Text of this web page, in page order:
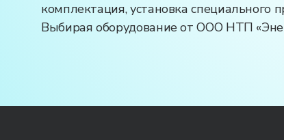
комплектация, установка
Выбирая оборудование от ООО НТП